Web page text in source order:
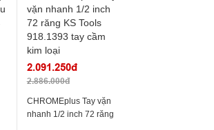
2.091.250đ
2.886.000đ
CHROMEplus Tay vặn
nhanh 1/2 inch 72 răng